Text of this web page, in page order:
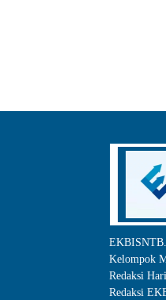
Kelompok
Redaksi
Redaksi